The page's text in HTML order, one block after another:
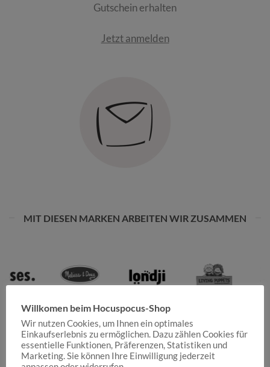
Gutschein erhalten
Jetzt anmelden
MIT DIESEN MARKEN ARBEITEN WIR ZUSAMMEN
Willkomen beim Hocuspocus-Shop
Wir nutzen Cookies, um Ihnen ein optimales
Einkaufserlebnis zu ermöglichen. Dazu zählen Cookies für
essentielle Funktionen, Präferenzen, Statistiken und
Marketing. Sie können Ihre Einwilligung jederzeit